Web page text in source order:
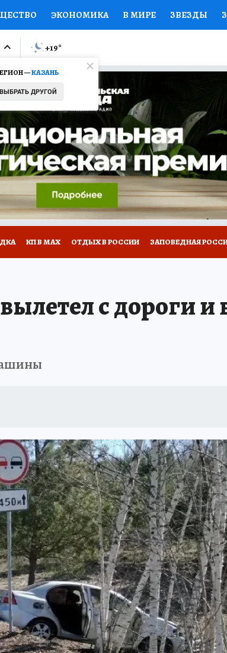
ЭКОНОМИКА В МИРЕ ЗВЕЗДЫ
ПРОИСШЕСТВИЯ НАЦИОНАЛЬНЫЕ ПРОЕКТЫ
МИР Я ЗНАЮ СЕМЬЯ ЖЕНСКИЕ
СЕРИАЛЫ СПЕЦПРОЕКТЫ ДЕФИЦИТ
КОНКУРСЫ РАБОТА У НАС ГИД
—КАЗАНЬ
ВЫБРАТЬ ДРУГОЙ
+19°
КП В МАХ ОТДЫХ В РОССИИ ЗАПОВЕДНАЯ
с дороги и